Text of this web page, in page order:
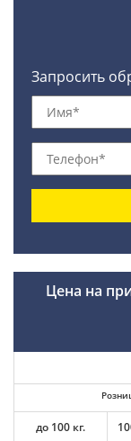
Запросить
Цена на
до 100 кг.